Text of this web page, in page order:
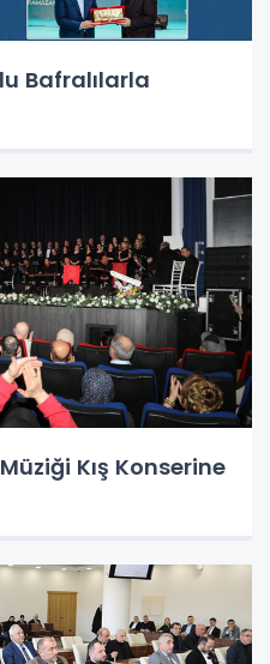
Bafralılarla
Kış Konserine